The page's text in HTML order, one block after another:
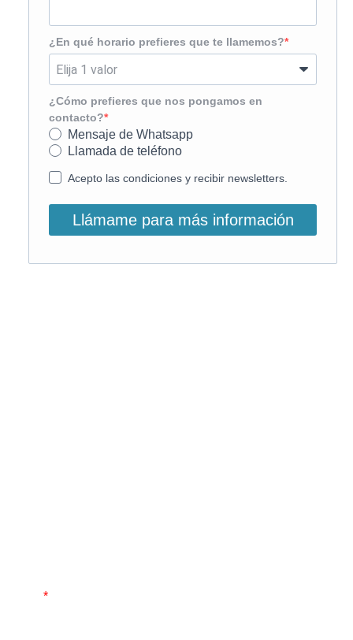
¿En qué horario prefieres que te llamemos?
¿Cómo prefieres que nos pongamos en
contacto?
Mensaje de Whatsapp
Llamada de teléfono
Acepto las condiciones y recibir newsletters.
Llámame para más información
*Hacemos un trato totalmente respetuoso de tus